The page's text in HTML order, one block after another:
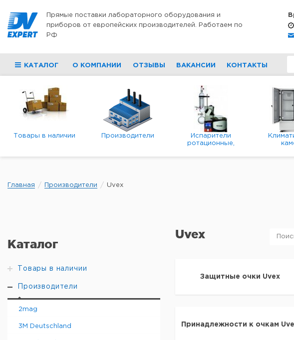
Прямые поставки лабораторного оборудования и
приборов от европейских производителей. Работаем по
РФ
КАТАЛОГ О КОМПАНИИ ОТЗЫВЫ ВАКАНСИИ КОНТАКТЫ
Товары в наличии Производители
Испарители
ротационные,
вакуумные
Главная Производители Uvex
Каталог
Товары в наличии
Производители
2mag
3M Deutschland
Uvex
Защитные очки Uvex
Принадлежности к очкам